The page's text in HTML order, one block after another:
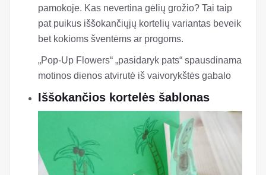
Vaivorykštės gabalas
Norėdami sukurti nuostabią 3D gėlių kortelę,
naudokite savo pasirinktą meno kūrinį arba